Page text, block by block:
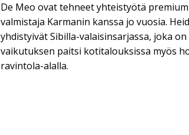
De Meo ovat tehneet yhteistyötä
valmistaja Karmanin kanssa jo vuosia.
yhdistyivät Sibilla-valaisinsarjassa, joka
vaikutuksen paitsi kotitalouksissa myös
ravintola-alalla.